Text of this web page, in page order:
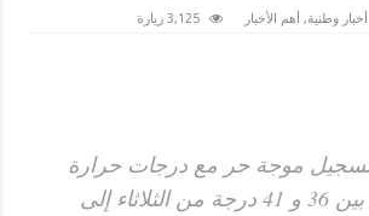
أخبار وطنية, أهم الأخبار 3,125 زيارة
موجة حر مع درجات حرارة
عليا تتراوح ما بين 36 و 41 درجة من الثلاثاء إلى